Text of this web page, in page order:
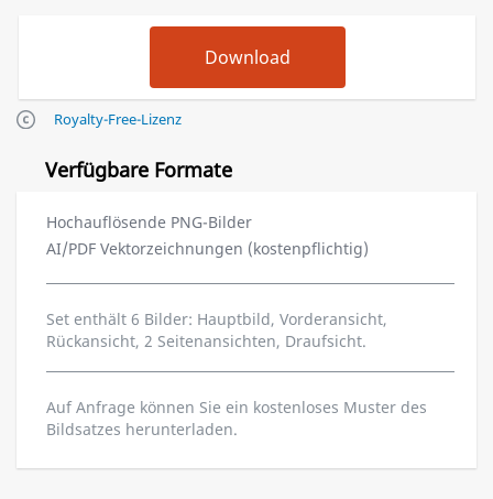
Royalty-Free-Lizenz
Verfügbare Formate
Hochauflösende PNG-Bilder
AI/PDF Vektorzeichnungen (kostenpflichtig)
Set enthält 6 Bilder: Hauptbild, Vorderansicht,
Rückansicht, 2 Seitenansichten, Draufsicht.
Auf Anfrage können Sie ein kostenloses Muster des
Bildsatzes herunterladen.